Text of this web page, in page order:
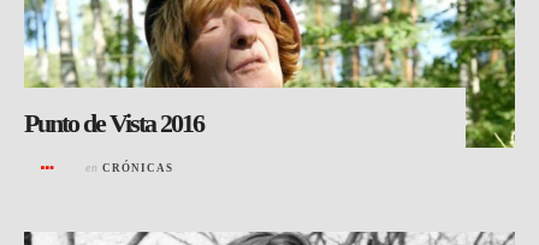
Punto de Vista 2016
en CRÓNICAS